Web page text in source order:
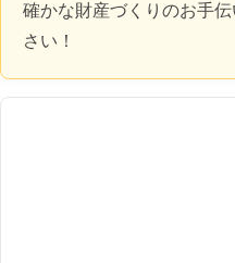
確かな財産づくりのお手
さい！